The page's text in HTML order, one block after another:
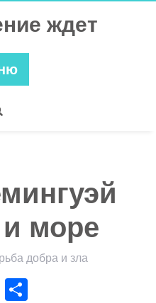
ждет
море
добра и зла
Odnoklassniki